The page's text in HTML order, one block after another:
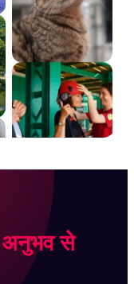
अनुभव से